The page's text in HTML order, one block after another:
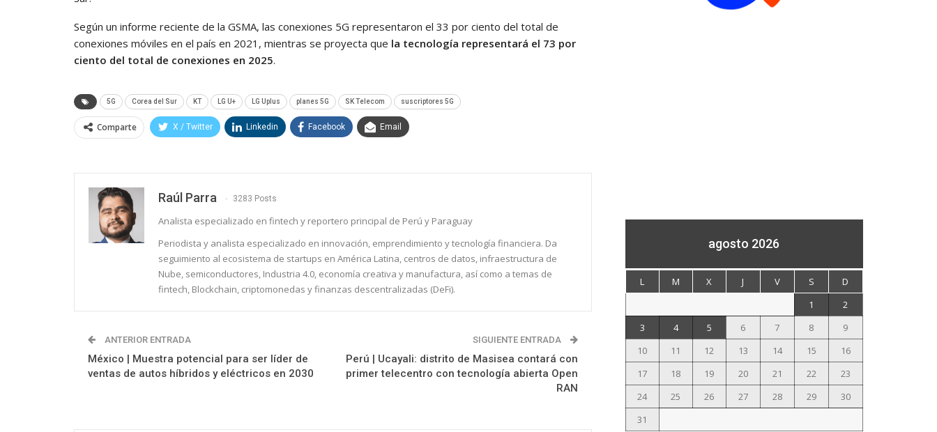
Según un informe reciente de la GSMA, las conexiones 5G representaron el 33 por ciento del total de
conexiones móviles en el país en 2021, mientras se proyecta que la tecnología representará el 73 por
ciento del total de conexiones en 2025.
5G Corea del Sur KT LG U+ LG Uplus planes 5G SK Telecom suscriptores 5G
Comparte X / Twitter Linkedin Facebook Email
Raúl Parra 3283 Posts
Analista especializado en fintech y reportero principal de Perú y Paraguay
Periodista y analista especializado en innovación, emprendimiento y tecnología financiera. Da
seguimiento al ecosistema de startups en América Latina, centros de datos, infraestructura de
Nube, semiconductores, Industria 4.0, economía creativa y manufactura, así como a temas de
fintech, Blockchain, criptomonedas y finanzas descentralizadas (DeFi).
ANTERIOR ENTRADA
México | Muestra potencial para ser líder de
ventas de autos híbridos y eléctricos en 2030
SIGUIENTE ENTRADA
Perú | Ucayali: distrito de Masisea contará con
primer telecentro con tecnología abierta Open
RAN
agosto 2026
L M X J V S
D
1
2
3
4 5 6 7 8
9
10
11 12 13 14 15
16
17
18 19 20 21 22
23
24
25 26 27 28 29
30
31